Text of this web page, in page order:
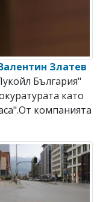
Златев
България"
като
компанията